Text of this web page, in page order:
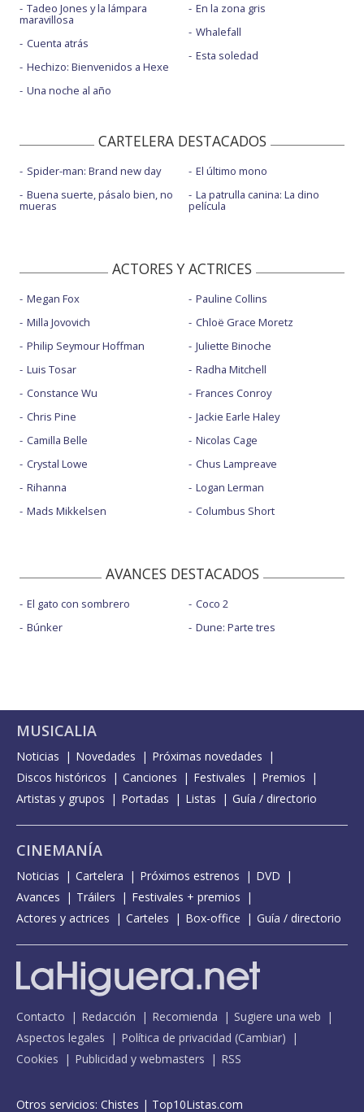
Tadeo Jones y la lámpara
maravillosa
Cuenta atrás
Hechizo: Bienvenidos a Hexe
Una noche al año
En la zona gris
Whalefall
Esta soledad
CARTELERA DESTACADOS
Spider-man: Brand new day
Buena suerte, pásalo bien, no
mueras
El último mono
La patrulla canina: La dino
película
ACTORES Y ACTRICES
Megan Fox
Milla Jovovich
Philip Seymour Hoffman
Luis Tosar
Constance Wu
Chris Pine
Camilla Belle
Crystal Lowe
Rihanna
Mads Mikkelsen
Pauline Collins
Chloë Grace Moretz
Juliette Binoche
Radha Mitchell
Frances Conroy
Jackie Earle Haley
Nicolas Cage
Chus Lampreave
Logan Lerman
Columbus Short
AVANCES DESTACADOS
El gato con sombrero
Búnker
Coco 2
Dune: Parte tres
MUSICALIA
Noticias Novedades
Próximas novedades
Discos históricos
Canciones Festivales
Premios
Artistas y grupos
Portadas Listas Guía / directorio
CINEMANÍA
Noticias Cartelera Próximos estrenos
DVD
Avances
Tráilers
Festivales + premios
Actores y actrices
Carteles Box-office Guía / directorio
Contacto Redacción Recomienda
Sugiere una web
Aspectos legales
Política de privacidad (Cambiar)
Cookies
Publicidad y webmasters RSS
Otros servicios: Chistes | Top10Listas.com